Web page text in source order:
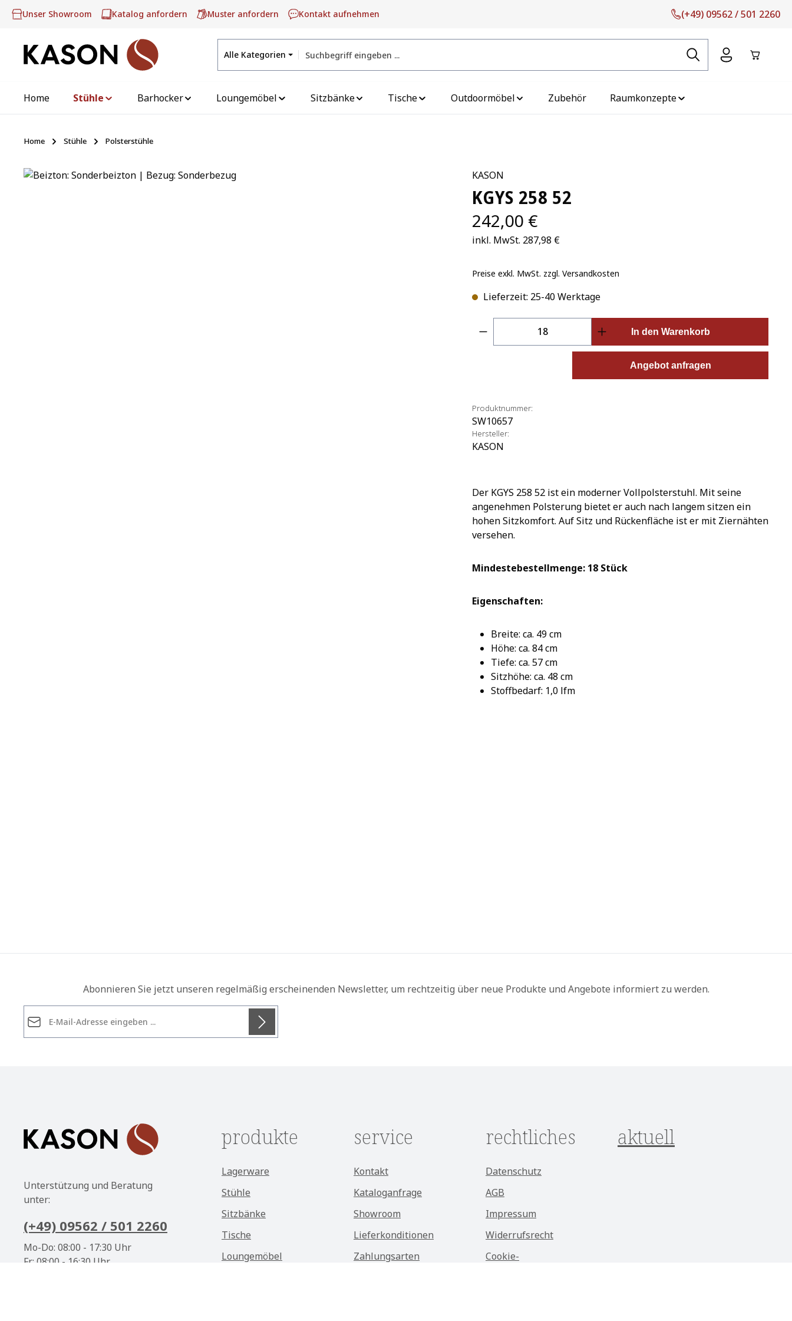
Hauptinhalt springen
Zur Suche springen
Zur Hauptnavigation springen
Unser Showroom Katalog anfordern Muster anfordern Kontakt aufnehmen (+49) 09562 / 501 2260
Alle Kategorien
Home Stühle Barhocker Loungemöbel Sitzbänke Tische Outdoormöbel Zubehör Raumkonzepte
Home Stühle Polsterstühle
Bildergalerie überspringen KASON
KGYS 258 52
242,00 €
inkl. MwSt. 287,98 €
Preise exkl. MwSt. zzgl. Versandkosten
Lieferzeit: 25-40 Werktage
Produkt Anzahl: Gib den gewünschten Wert
In den Warenkorb
Angebot anfragen
Produktnummer:
SW10657
Hersteller:
KASON
Der KGYS 258 52 ist ein moderner Vollpolsterstuhl. Mit seine
angenehmen Polsterung bietet er auch nach langem sitzen ein
hohen Sitzkomfort. Auf Sitz und Rückenfläche ist er mit Ziernähten
versehen.
Mindestebestellmenge: 18 Stück
Eigenschaften:
Breite: ca. 49 cm
Höhe: ca. 84 cm
Tiefe: ca. 57 cm
Sitzhöhe: ca. 48 cm
Stoffbedarf: 1,0 lfm
Abonnieren Sie jetzt unseren regelmäßig erscheinenden Newsletter, um rechtzeitig über neue Produkte und Angebote informiert zu werden.
Unterstützung und Beratung
unter:
(+49) 09562 / 501 2260
Mo-Do: 08:00 - 17:30 Uhr
Fr: 08:00 - 16:30 Uhr
produkte
Lagerware
Stühle
Sitzbänke
Tische
Loungemöbel
service
Kontakt
Kataloganfrage
Showroom
Lieferkonditionen
Zahlungsarten
rechtliches
Datenschutz
AGB
Impressum
Widerrufsrecht
Cookie-
aktuell